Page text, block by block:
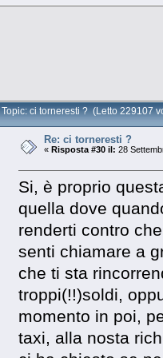
Topic: ci torneresti ? (Letto 229107
Re: ci torneresti ?
«Risposta #30 il: 28
Si, è proprio
quella dove
renderti contro
senti chiamare a
che ti sta
troppi(!!)soldi,
momento in poi,
taxi, alla nosta